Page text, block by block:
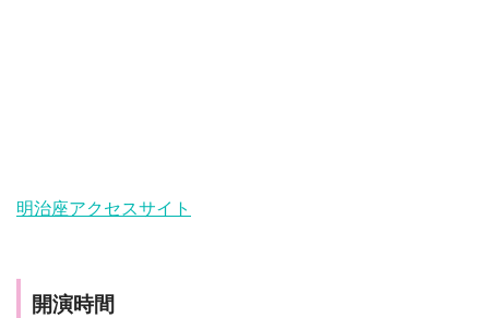
明治座アクセスサイト
開演時間